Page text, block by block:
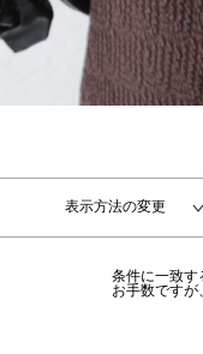
表示方法の変更
条件に一致す
お手数ですが